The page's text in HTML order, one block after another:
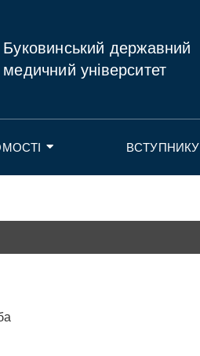
Буковинський державний
медичний університет
ВСТУПНИКУ